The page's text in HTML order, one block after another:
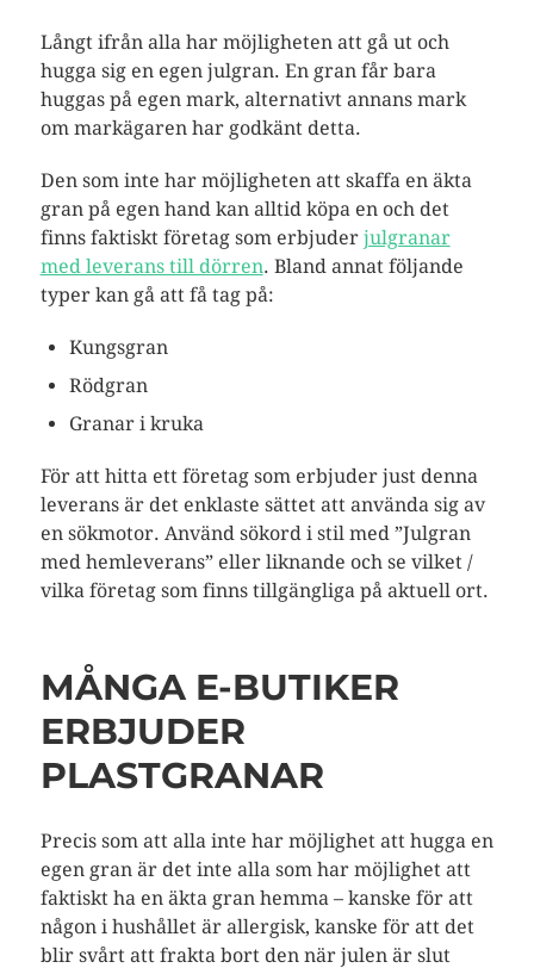
Långt ifrån alla har möjligheten att gå ut och
hugga sig en egen julgran. En gran får bara
huggas på egen mark, alternativt annans mark
om markägaren har godkänt detta.
Den som inte har möjligheten att skaffa en äkta
gran på egen hand kan alltid köpa en och det
finns faktiskt företag som erbjuder julgranar
med leverans till dörren. Bland annat följande
typer kan gå att få tag på:
Kungsgran
Rödgran
Granar i kruka
För att hitta ett företag som erbjuder just denna
leverans är det enklaste sättet att använda sig av
en sökmotor. Använd sökord i stil med ”Julgran
med hemleverans” eller liknande och se vilket /
vilka företag som finns tillgängliga på aktuell ort.
MÅNGA E-BUTIKER
ERBJUDER
PLASTGRANAR
Precis som att alla inte har möjlighet att hugga en
egen gran är det inte alla som har möjlighet att
faktiskt ha en äkta gran hemma – kanske för att
någon i hushållet är allergisk, kanske för att det
blir svårt att frakta bort den när julen är slut